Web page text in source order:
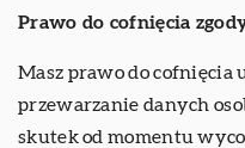
Prawo do cofnięcia
Masz prawo do cofnięcia
przewarzanie danych
skutek od momentu